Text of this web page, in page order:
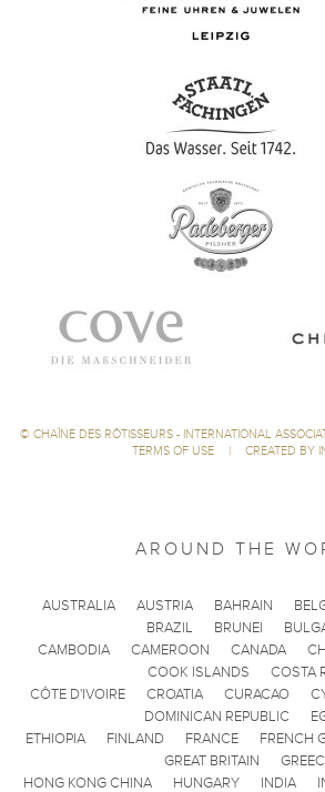
© CHAÎNE DES RÔTISSEURS - INTERNATIONAL
TERMS OF USE
| CREATED BY
AROUND THE
AUSTRALIA AUSTRIA BAHRAIN
BRAZIL
BRUNEI
CAMBODIA
CAMEROON CANADA
COOK ISLANDS
COSTA
CÔTE D'IVOIRE
CROATIA CURACAO
DOMINICAN REPUBLIC
ETHIOPIA
FINLAND FRANCE FRENCH
GREAT BRITAIN
HONG KONG CHINA
HUNGARY INDIA